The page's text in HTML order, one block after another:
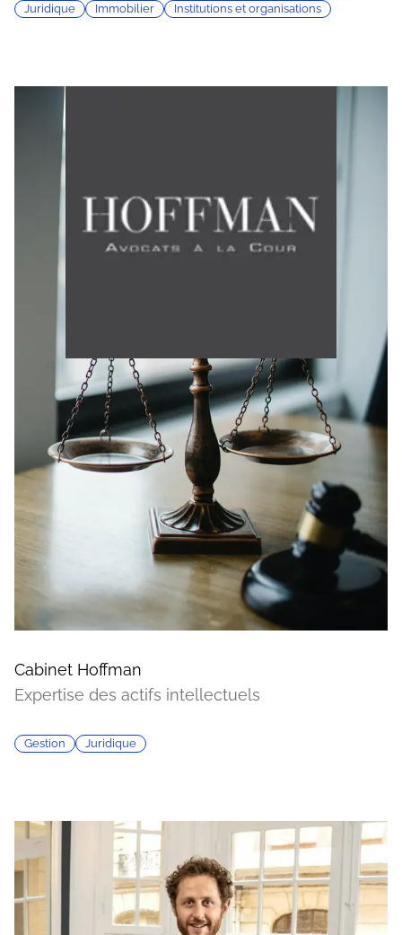
Juridique
Immobilier Institutions et organisations
Cabinet Hoffman
Expertise des actifs intellectuels
Gestion Juridique